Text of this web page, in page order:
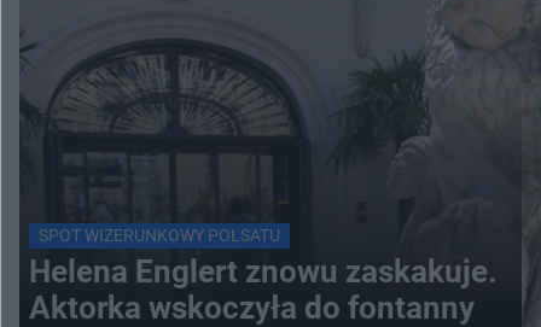
SPOT WIZERUNKOWY POLSATU
Helena Englert znowu zaskakuje.
Aktorka wskoczyła do fontanny